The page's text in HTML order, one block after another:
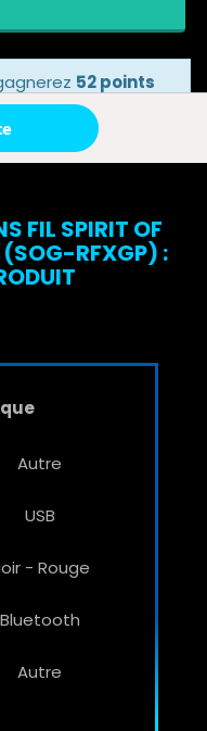
52 points
de fidélité.
bonus
FIL SPIRIT OF
(SOG-RFXGP) :
Autre
USB
- Rouge
Bluetooth
Autre